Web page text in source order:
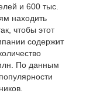
и 600 тыс.
находить
чтобы этот
содержит
По данным